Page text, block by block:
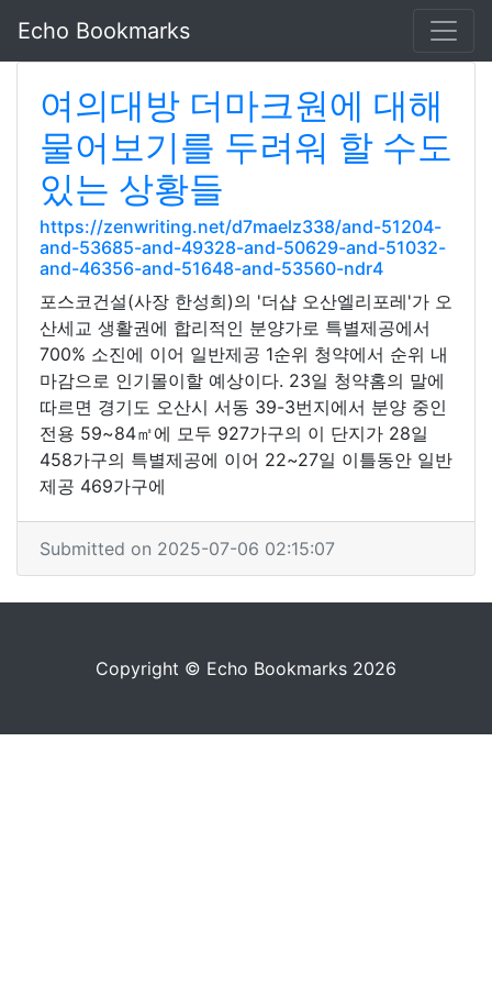
Echo Bookmarks
여의대방 더마크원에 대해
물어보기를 두려워 할 수도
있는 상황들
https://zenwriting.net/d7maelz338/and-51204-
and-53685-and-49328-and-50629-and-51032-
and-46356-and-51648-and-53560-ndr4
포스코건설(사장 한성희)의 '더샵 오산엘리포레'가 오
산세교 생활권에 합리적인 분양가로 특별제공에서
700% 소진에 이어 일반제공 1순위 청약에서 순위 내
마감으로 인기몰이할 예상이다. 23일 청약홈의 말에
따르면 경기도 오산시 서동 39-3번지에서 분양 중인
전용 59~84㎡에 모두 927가구의 이 단지가 28일
458가구의 특별제공에 이어 22~27일 이틀동안 일반
제공 469가구에
Submitted on 2025-07-06 02:15:07
Copyright © Echo Bookmarks 2026